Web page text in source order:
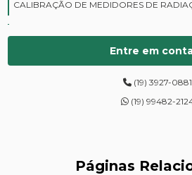
CALIBRAÇÃO DE MEDIDORES DE
CURSOS DE PROTEÇÃO RADIOLÓGICA
DIGITALIZAÇÃO DE FILMES
ENSAIOS DE DUREZA DE CAMPO
Entre em
(19) 3927-0881
(19) 99482-
Páginas